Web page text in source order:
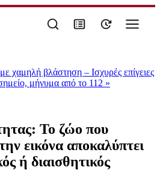
χαμηλή βλάστηση – Ισχυρές επίγειες
μήνυμα από το 112 »
Το ζώο που
εικόνα αποκαλύπτει
ή διαισθητικός